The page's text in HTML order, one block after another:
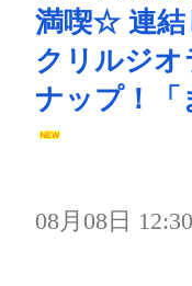
満喫☆ 連結
クリルジ
ナップ！「
08月08日 12:30